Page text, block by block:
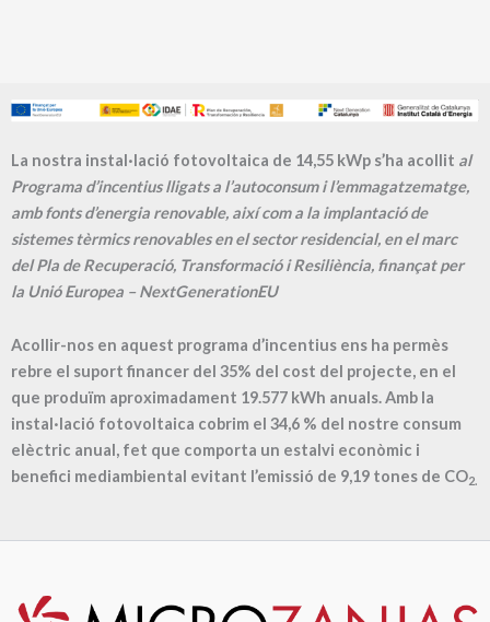
La nostra instal·lació fotovoltaica de 14,55 kWp s’ha acollit al
Programa d’incentius lligats a l’autoconsum i l’emmagatzematge,
amb fonts d’energia renovable, així com a la implantació de
sistemes tèrmics renovables en el sector residencial, en el marc
del Pla de Recuperació, Transformació i Resiliència, finançat per
la Unió Europea – NextGenerationEU
Acollir-nos en aquest programa d’incentius ens ha permès
rebre el suport financer del 35% del cost del projecte, en el
que produïm aproximadament 19.577 kWh anuals. Amb la
instal·lació fotovoltaica cobrim el 34,6 % del nostre consum
elèctric anual, fet que comporta un estalvi econòmic i
benefici mediambiental evitant l’emissió de 9,19 tones de CO2.